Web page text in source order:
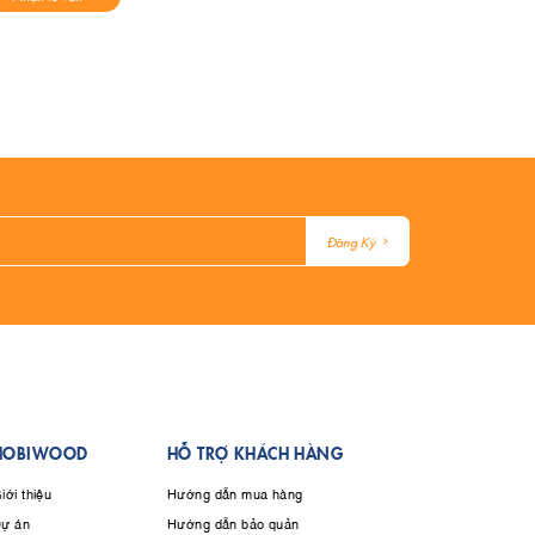
Đăng Ký
thiệu
án
HỖ TRỢ KHÁCH HÀNG
Hướng dẫn mua hàng
Hướng dẫn bảo quản